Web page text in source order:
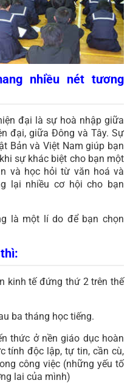
nhiều nét tương
đại là sự hoà nhập giữa
đại, giữa Đông và Tây. Sự
Bản và Việt Nam giúp bạn
sự khác biệt cho bạn một
và học hỏi từ văn hoá và
lại nhiều cơ hội cho bạn
là một lí do để bạn chọn
kinh tế đứng thứ 2 trên thế
ba tháng học tiếng.
thức ở nền giáo dục hoàn
tính độc lập, tự tin, cần cù,
công việc (những yếu tố
lai của mình)